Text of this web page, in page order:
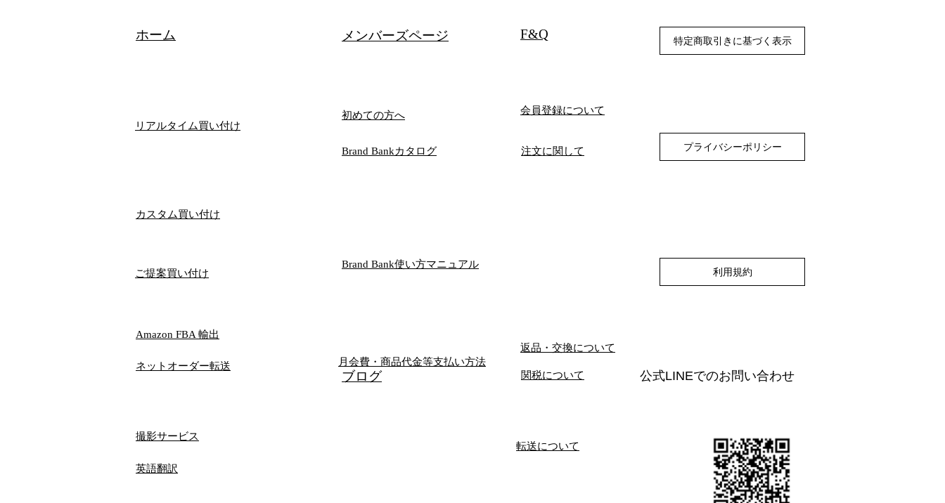
​ホーム
リアルタイム買い付け
メンバーズページ F&Q 特定商取引きに基づく表示
初めての方へ
Brand Bankカタログ
会員登録について
注文に関して プライバシーポリシー
​カスタム買い付け
ご提案買い付け
Brand Bank使い方マニュアル
利用規約
​Amazon FBA 輸出
返品・交換について
ネットオーダー​転送
撮影サービス
​英語翻訳
月会費・商品代金等支払い方法
​ブログ 関税について 公式LINEでのお問い合わせ
転送について